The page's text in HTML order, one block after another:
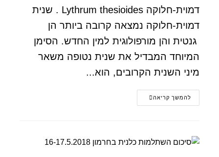
דמוית-חלוקה Lythrum thesioides . שנית
דמוית-חלוקה נמצאה קרובה ביותר הן
גנטית והן מורפולוגית למין החדש. הסימן
המיוחד המבדיל את שנית נטופה משאר
מיני השנית הקרובים, הוא...
להמשך קריאה